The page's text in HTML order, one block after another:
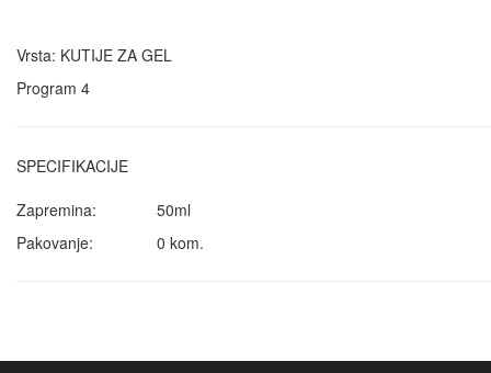
Vrsta: KUTIJE ZA GEL
Program 4
SPECIFIKACIJE
Zapremina:
50ml
Pakovanje:
0 kom.